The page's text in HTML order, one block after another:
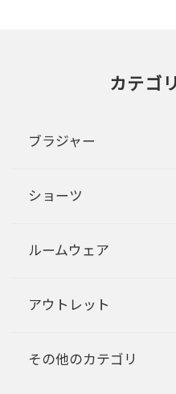
カテゴ
ブラジャー
ショーツ
ルームウェア
アウトレット
その他のカテゴリ